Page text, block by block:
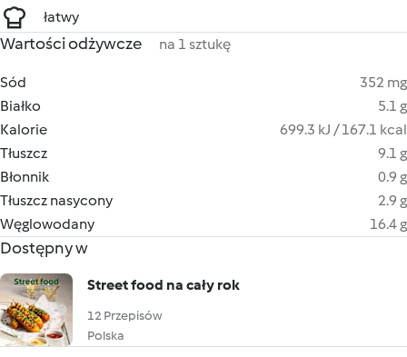
łatwy
Wartości odżywcze na 1 sztukę
Sód
352 mg
Białko
5.1 g
Kalorie
699.3 kJ / 167.1 kcal
Tłuszcz
9.1 g
Błonnik
0.9 g
Tłuszcz nasycony
2.9 g
Węglowodany
16.4 g
Dostępny w
Street food na cały rok
12 Przepisów
Polska